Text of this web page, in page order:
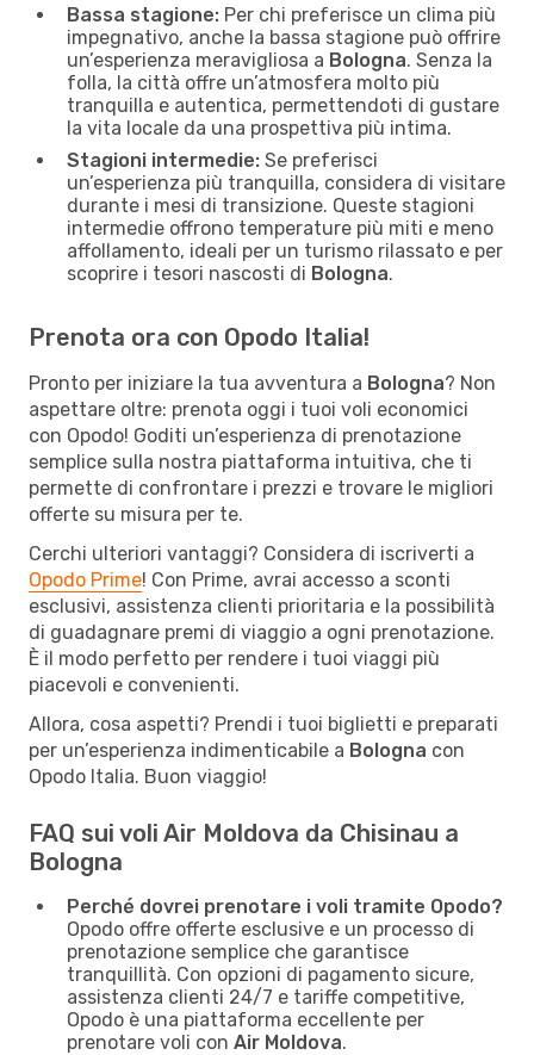
Bassa stagione: Per chi preferisce un clima più
impegnativo, anche la bassa stagione può offrire
un’esperienza meravigliosa a Bologna. Senza la
folla, la città offre un’atmosfera molto più
tranquilla e autentica, permettendoti di gustare
la vita locale da una prospettiva più intima.
Stagioni intermedie: Se preferisci
un’esperienza più tranquilla, considera di visitare
durante i mesi di transizione. Queste stagioni
intermedie offrono temperature più miti e meno
affollamento, ideali per un turismo rilassato e per
scoprire i tesori nascosti di Bologna.
Prenota ora con Opodo Italia!
Pronto per iniziare la tua avventura a Bologna? Non
aspettare oltre: prenota oggi i tuoi voli economici
con Opodo! Goditi un’esperienza di prenotazione
semplice sulla nostra piattaforma intuitiva, che ti
permette di confrontare i prezzi e trovare le migliori
offerte su misura per te.
Cerchi ulteriori vantaggi? Considera di iscriverti a
Opodo Prime! Con Prime, avrai accesso a sconti
esclusivi, assistenza clienti prioritaria e la possibilità
di guadagnare premi di viaggio a ogni prenotazione.
È il modo perfetto per rendere i tuoi viaggi più
piacevoli e convenienti.
Allora, cosa aspetti? Prendi i tuoi biglietti e preparati
per un’esperienza indimenticabile a Bologna con
Opodo Italia. Buon viaggio!
FAQ sui voli Air Moldova da Chisinau a
Bologna
Perché dovrei prenotare i voli tramite Opodo?
Opodo offre offerte esclusive e un processo di
prenotazione semplice che garantisce
tranquillità. Con opzioni di pagamento sicure,
assistenza clienti 24/7 e tariffe competitive,
Opodo è una piattaforma eccellente per
prenotare voli con Air Moldova.